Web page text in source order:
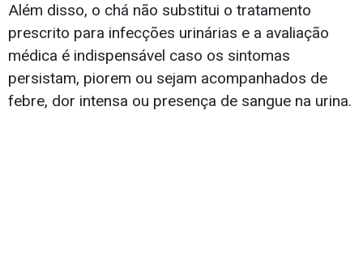
Além disso, o chá não substitui o tratamento
prescrito para infecções urinárias e a avaliação
médica é indispensável caso os sintomas
persistam, piorem ou sejam acompanhados de
febre, dor intensa ou presença de sangue na urina.